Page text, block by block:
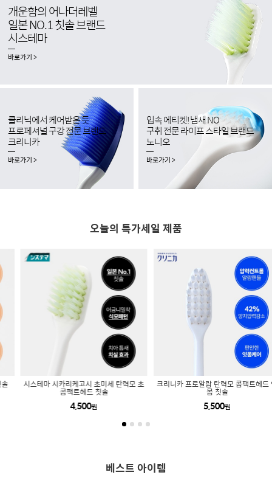
개운함의 어나더레벨
일본 NO.1 칫솔 브랜드
시스테마
바로가기 >
클리닉에서 케어받은 듯
프로페셔널 구강 전문 브랜드
크리니카
바로가기 >
입속 에티켓! 냄새 NO
구취 전문 라이프 스타일 브랜드
노니오
바로가기 >
오늘의 특가세일 제품
시스테마 시카리케고시 초미세 탄력모 초
콤팩트헤드 칫솔
4,500원
크리니카 프로알람 탄력모 콤팩트헤드 잇
몸 칫솔
5,500원
베스트 아이템